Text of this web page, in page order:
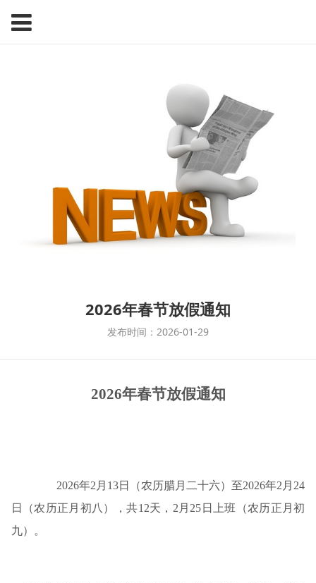
2026年春节放假通知
发布时间：2026-01-29
2026年春节放假通知
2026年2 月 13日（农历腊月二十六）至2026年2 月 24
日（农历正月初 八 ），共12天， 2 月 25 日上班（农历正月初
九）。